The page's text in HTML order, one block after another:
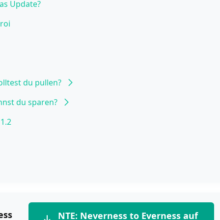
Update?
du pullen?
du sparen?
NTE: Neverness to Everness auf